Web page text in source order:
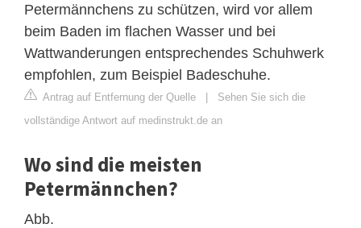
Petermännchens zu schützen, wird vor allem
beim Baden im flachen Wasser und bei
Wattwanderungen entsprechendes Schuhwerk
empfohlen, zum Beispiel Badeschuhe.
Antrag auf Entfernung der Quelle | Sehen Sie sich die
vollständige Antwort auf medinstrukt.de an
Wo sind die meisten
Petermännchen?
Abb.